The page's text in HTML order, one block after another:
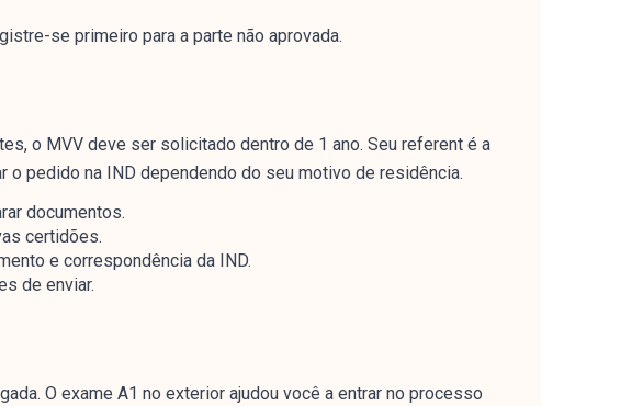
se primeiro para a parte não aprovada.
o MVV deve ser solicitado dentro de 1 ano. Seu referent é a
pedido na IND dependendo do seu motivo de residência.
documentos.
certidões.
e correspondência da IND.
de enviar.
O exame A1 no exterior ajudou você a entrar no processo